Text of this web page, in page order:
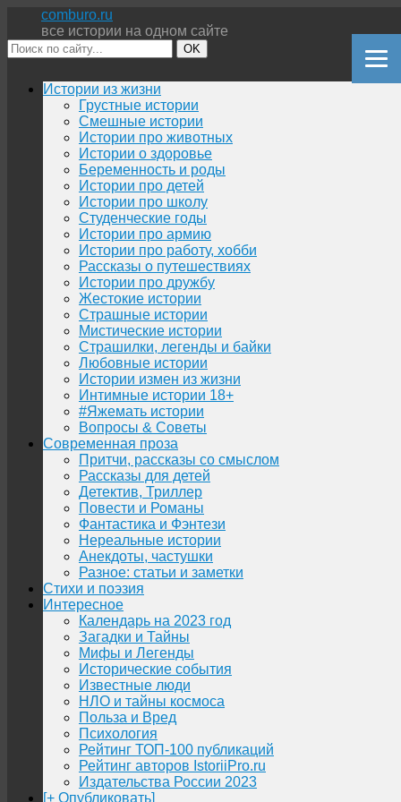
comburo.ru
все истории на одном сайте
OK
Перейти
содержимому
Истории из жизни
Грустные истории
Смешные истории
Истории про животных
Истории о здоровье
Беременность и роды
Истории про детей
Истории про школу
Студенческие годы
Истории про армию
Истории про работу, хобби
Рассказы о путешествиях
Истории про дружбу
Жестокие истории
Страшные истории
Мистические истории
Страшилки, легенды и байки
Любовные истории
Истории измен из жизни
Интимные истории 18+
#Яжемать истории
Вопросы & Советы
Современная проза
Притчи, рассказы со смыслом
Рассказы для детей
Детектив, Триллер
Повести и Романы
Фантастика и Фэнтези
Нереальные истории
Анекдоты, частушки
Разное: статьи и заметки
Стихи и поэзия
Интересное
Календарь на 2023 год
Загадки и Тайны
Мифы и Легенды
Исторические события
Известные люди
НЛО и тайны космоса
Польза и Вред
Психология
Рейтинг ТОП-100 публикаций
Рейтинг авторов IstoriiPro.ru
Издательства России 2023
[+ Опубликовать]